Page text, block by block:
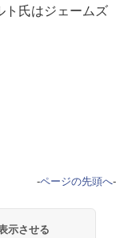
ト氏はジェームズ
-ページの先頭へ-
示させる